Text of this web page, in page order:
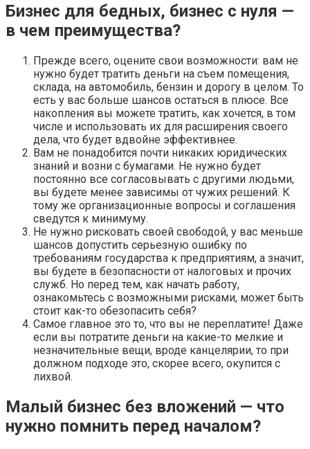
Бизнес для бедных, бизнес с нуля —
в чем преимущества?
Прежде всего, оцените свои возможности: вам не
нужно будет тратить деньги на съем помещения,
склада, на автомобиль, бензин и дорогу в целом. То
есть у вас больше шансов остаться в плюсе. Все
накопления вы можете тратить, как хочется, в том
числе и использовать их для расширения своего
дела, что будет вдвойне эффективнее.
Вам не понадобится почти никаких юридических
знаний и возни с бумагами. Не нужно будет
постоянно все согласовывать с другими людьми,
вы будете менее зависимы от чужих решений. К
тому же организационные вопросы и соглашения
сведутся к минимуму.
Не нужно рисковать своей свободой, у вас меньше
шансов допустить серьезную ошибку по
требованиям государства к предприятиям, а значит,
вы будете в безопасности от налоговых и прочих
служб. Но перед тем, как начать работу,
ознакомьтесь с возможными рисками, может быть
стоит как-то обезопасить себя?
Самое главное это то, что вы не переплатите! Даже
если вы потратите деньги на какие-то мелкие и
незначительные вещи, вроде канцелярии, то при
должном подходе это, скорее всего, окупится с
лихвой.
Малый бизнес без вложений — что
нужно помнить перед началом?